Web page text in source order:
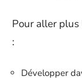
Pour aller
:
Développer